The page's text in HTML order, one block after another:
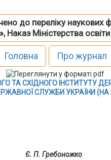
до переліку
Наказ Міністерства
Головна Про журнал
ТА СХІДНОГО ІНСТИТУТУ
СЛУЖБИ УКРАЇНИ (НА
Є. П. Гребоножко